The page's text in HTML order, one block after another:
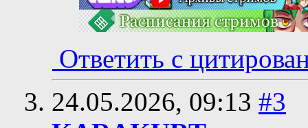
Ответить с
24.05.2026, 09:13 #3